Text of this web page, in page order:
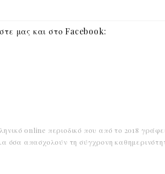
μας και στο Facebook:
online περιοδικό που από το 2018
όσα απασχολούν τη σύγχρονη